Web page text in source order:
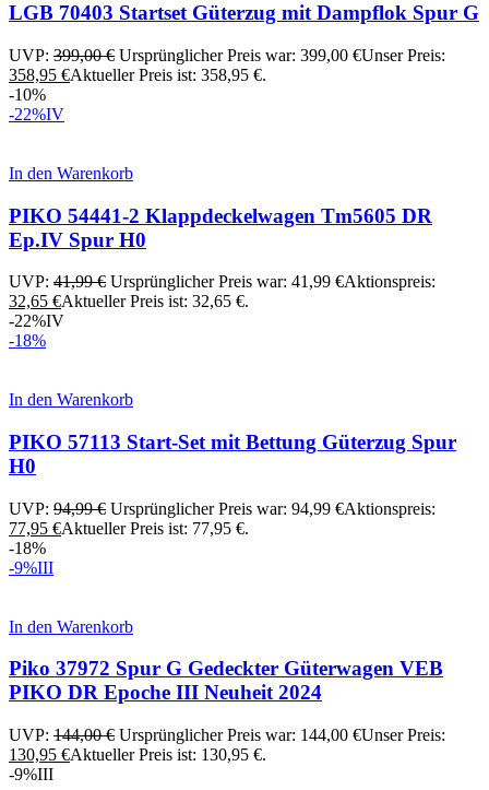
LGB 70403 Startset Güterzug mit Dampflok Spur G
UVP: 399,00€ Ursprünglicher Preis war: 399,00 €Unser Preis:
358,95 €Aktueller Preis ist: 358,95 €.
-10%
-22%IV
In den Warenkorb
PIKO 54441-2 Klappdeckelwagen Tm5605 DR
Ep.IV Spur H0
UVP: 41,99€ Ursprünglicher Preis war: 41,99 €Aktionspreis:
32,65 €Aktueller Preis ist: 32,65 €.
-22%IV
-18%
In den Warenkorb
PIKO 57113 Start-Set mit Bettung Güterzug Spur
H0
UVP: 94,99€ Ursprünglicher Preis war: 94,99 €Aktionspreis:
77,95 €Aktueller Preis ist: 77,95 €.
-18%
-9%III
In den Warenkorb
Piko 37972 Spur G Gedeckter Güterwagen VEB
PIKO DR Epoche III Neuheit 2024
UVP: 144,00€ Ursprünglicher Preis war: 144,00 €Unser Preis:
130,95 €Aktueller Preis ist: 130,95 €.
-9%III